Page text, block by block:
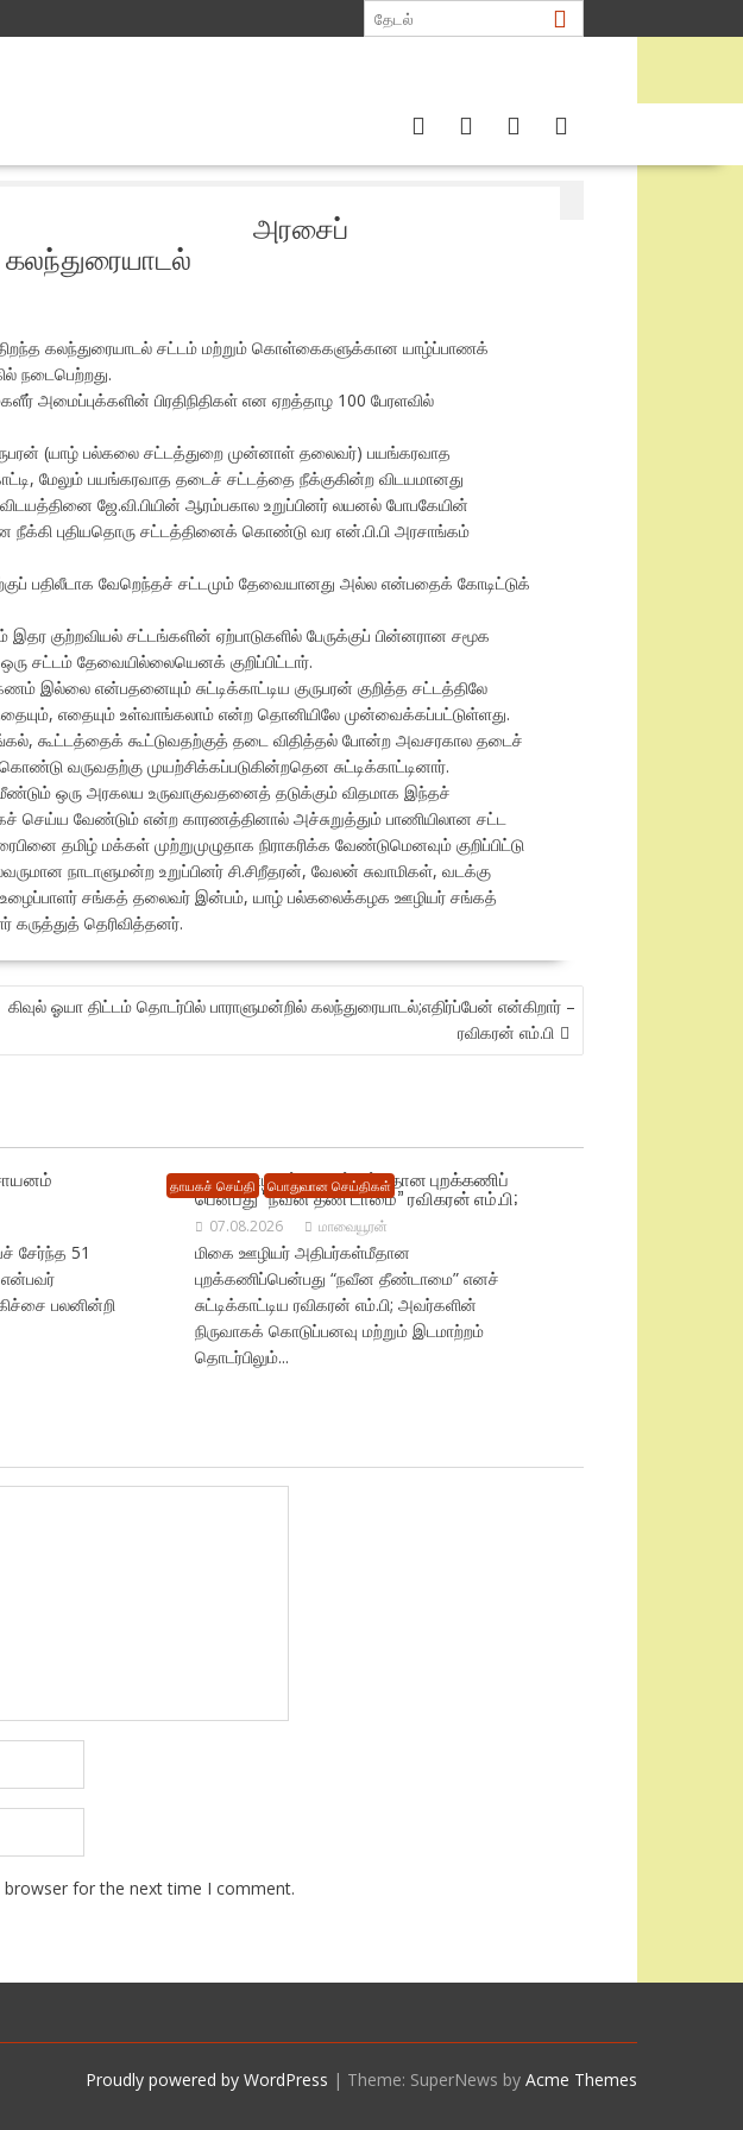
அரசைப்
கலந்துரையாடல் சட்டம் மற்றும் கொள்கைகளுக்கான யாழ்ப்பாணக்
நடைபெற்றது.
அமைப்புக்களின் பிரதிநிதிகள் என ஏறத்தாழ 100 பேரளவில்
(யாழ் பல்கலை சட்டத்துறை முன்னாள் தலைவர்) பயங்கரவாத
மேலும் பயங்கரவாத தடைச் சட்டத்தை நீக்குகின்ற விடயமானது
ஜே.வி.பியின் ஆரம்பகால உறுப்பினர் லயனல் போபகேயின்
புதியதொரு சட்டத்தினைக் கொண்டு வர என்.பி.பி அரசாங்கம்
பதிலீடாக வேறெந்தச் சட்டமும் தேவையானது அல்ல என்பதைக் கோடிட்டுக்
குற்றவியல் சட்டங்களின் ஏற்பாடுகளில் பேருக்குப் பின்னரான சமூக
சட்டம் தேவையில்லையெனக் குறிப்பிட்டார்.
என்பதனையும் சுட்டிக்காட்டிய குருபரன் குறித்த சட்டத்திலே
எதையும் உள்வாங்கலாம் என்ற தொனியிலே முன்வைக்கப்பட்டுள்ளது.
கூட்டத்தைக் கூட்டுவதற்குத் தடை விதித்தல் போன்ற அவசரகால தடைச்
வருவதற்கு முயற்சிக்கப்படுகின்றதென சுட்டிக்காட்டினார்.
ஒரு அரகலய உருவாகுவதனைத் தடுக்கும் விதமாக இந்தச்
செய்ய வேண்டும் என்ற காரணத்தினால் அச்சுறுத்தும் பாணியிலான சட்ட
தமிழ் மக்கள் முற்றுமுழுதாக நிராகரிக்க வேண்டுமெனவும் குறிப்பிட்டு
நாடாளுமன்ற உறுப்பினர் சி.சிறீதரன், வேலன் சுவாமிகள், வடக்கு
உழைப்பாளர் சங்கத் தலைவர் இன்பம், யாழ் பல்கலைக்கழக ஊழியர் சங்கத்
தெரிவித்தனர்.
கிவுல் ஓயா திட்டம் தொடர்பில் பாராளுமன்றில் கலந்துரையாடல்;எதிர்ப்பேன் என்கிறார் –
ரவிகரன் எம்.பி
சேர்ந்த 51
என்பவர்
பலனின்றி
தாயகச் செய்தி பொதுவான செய்திகள்
மிகை ஊழியர் அதிபர்கள்மீதான புறக்கணிப்
பென்பது “நவீன தீண் டாமை” ரவிகரன் எம்.பி;
07.08.2026 மாவையூரன்
மிகை ஊழியர் அதிபர்கள்மீதான
புறக்கணிப்பென்பது “நவீன தீண்டாமை” எனச்
சுட்டிக்காட்டிய ரவிகரன் எம்.பி; அவர்களின்
நிருவாகக் கொடுப்பனவு மற்றும் இடமாற்றம்
தொடர்பிலும்...
for the next time I comment.
Proudly powered by WordPress | Theme: SuperNews by Acme Themes